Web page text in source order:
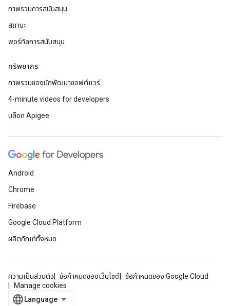
ภาพรวมการสนับสนุน
สถานะ
พอร์ทัลการสนับสนุน
ทรัพยากร
ภาพรวมของนักพัฒนาซอฟต์แวร์
4-minute videos for developers
บล็อก Apigee
Android
Chrome
Firebase
Google Cloud Platform
ผลิตภัณฑ์ทั้งหมด
ความเป็นส่วนตัว ข้อกำหนดของเว็บไซต์
ข้อกำหนดของ Google Cloud
Manage cookies